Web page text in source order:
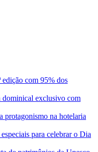
com 95% dos
exclusivo com
protagonismo na hotelaria
para celebrar o Dia